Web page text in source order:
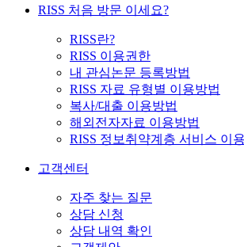
RISS 처음 방문 이세요?
RISS란?
RISS 이용권한
내 관심논문 등록방법
RISS 자료 유형별 이용방법
복사/대출 이용방법
해외전자자료 이용방법
RISS 정보취약계층 서비스 이
고객센터
자주 찾는 질문
상담 신청
상담 내역 확인